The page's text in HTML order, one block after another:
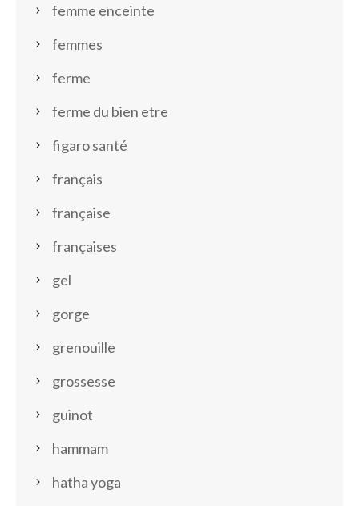
femme enceinte
femmes
ferme
ferme du bien etre
figaro santé
français
française
françaises
gel
gorge
grenouille
grossesse
guinot
hammam
hatha yoga